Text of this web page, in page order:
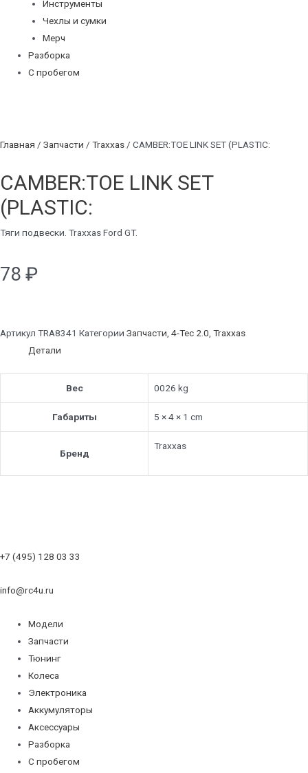
Инструменты
Чехлы и сумки
Мерч
Разборка
С пробегом
Главная / Запчасти / Traxxas / CAMBER:TOE LINK SET (PLASTIC:
CAMBER:TOE LINK SET
(PLASTIC:
Тяги подвески. Traxxas Ford GT.
78 ₽
Артикул TRA8341 Категории Запчасти, 4-Tec 2.0, Traxxas
Детали
Вес 0026 kg
Габариты 5 × 4 × 1 cm
Бренд
Traxxas
+7 (495) 128 03 33
info@rc4u.ru
Модели
Запчасти
Тюнинг
Колеса
Электроника
Аккумуляторы
Аксессуары
Разборка
С пробегом